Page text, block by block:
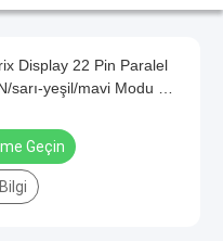
Display 22 Pin Paralel
sarı-yeşil/mavi Modu Üç
PCB Kartı ile
Geçin